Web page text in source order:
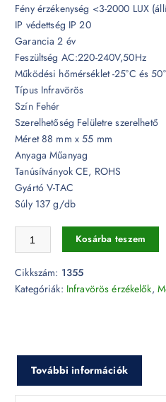
Fény érzékenység <3-2000 LUX
IP védettség IP 20
Garancia 2 év
Feszültség AC:220-240V,50Hz
Működési hőmérséklet -25°C és
Típus Infravörös
Szín Fehér
Szerelhetőség Felületre szerelhető
Méret 88 mm x 55 mm
Anyaga Műanyag
Tanúsítványok CE, ROHS
Gyártó V-TAC
Súly 137 g/db
Mennyezeti Infravörös
Kosárba teszem
Cikkszám: 1355
Kategóriák: Infravörös érzékelők,
További információk